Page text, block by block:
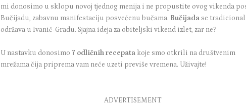
mi donosimo u sklopu novoj tjednog menija i ne propustite ovog vikenda
Bučijadu, zabavnu manifestaciju posvećenu bučama. Bučijada se
održava u Ivanić-Gradu. Sjajna ideja za obiteljski vikend izlet, zar ne?
U nastavku donosimo7 odličnih recepata koje smo otkrili na društvenim
mrežama čija priprema vam neće uzeti previše vremena. Uživajte!
ADVERTISEMENT